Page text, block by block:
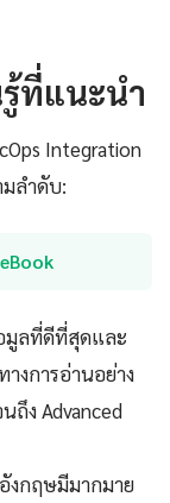
ที่แนะนำ
Integration
ลำดับ:
มูลที่ดีที่สุดและ
งการอ่านอย่าง
ถึง Advanced
งกฤษมีมากมาย